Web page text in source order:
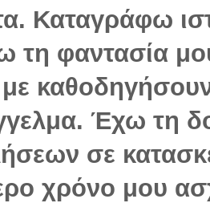
Καταγράφω
τη φαντασία
Έχω τη
σε
χρόνο μου